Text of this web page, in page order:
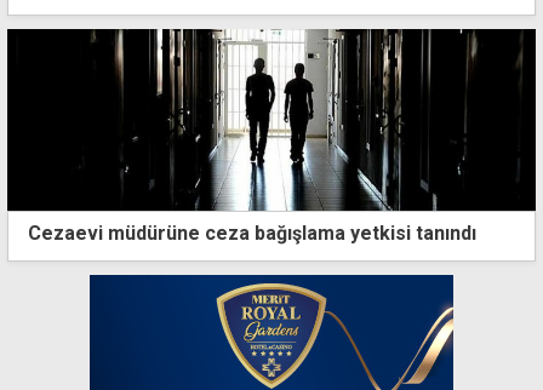
Cezaevi müdürüne ceza bağışlama yetkisi tanındı